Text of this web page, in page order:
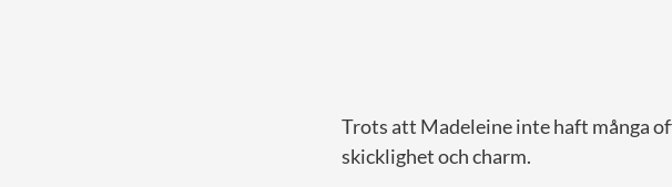
Trots att Madeleine inte haft många
skicklighet och charm.